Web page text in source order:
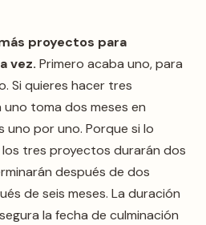
proyectos para
vez. Primero acaba uno, para
Si quieres hacer tres
toma dos meses en
uno por uno. Porque si lo
tres proyectos durarán dos
después de dos
de seis meses. La duración
la fecha de culminación